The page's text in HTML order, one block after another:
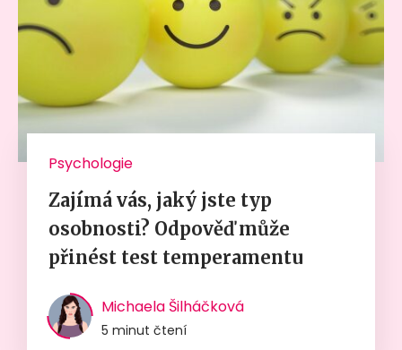
Psychologie
Zajímá vás, jaký jste typ
osobnosti? Odpověď může
přinést test temperamentu
Michaela Šilháčková
5 minut čtení